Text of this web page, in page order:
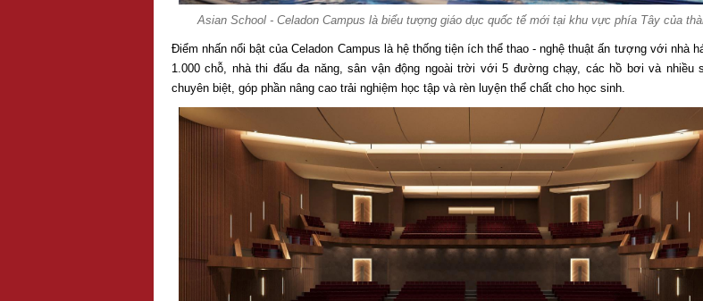
Asian School - Celadon Campus là biểu tượng giáo dục quốc tế mới tại khu vực phía Tây của
Điểm nhấn nổi bật của Celadon Campus là hệ thống tiện ích thể thao - nghệ thuật ấn tượng với nhà
1.000 chỗ, nhà thi đấu đa năng, sân vận động ngoài trời với 5 đường chạy, các hồ bơi và nhiều
chuyên biệt, góp phần nâng cao trải nghiệm học tập và rèn luyện thể chất cho học sinh.